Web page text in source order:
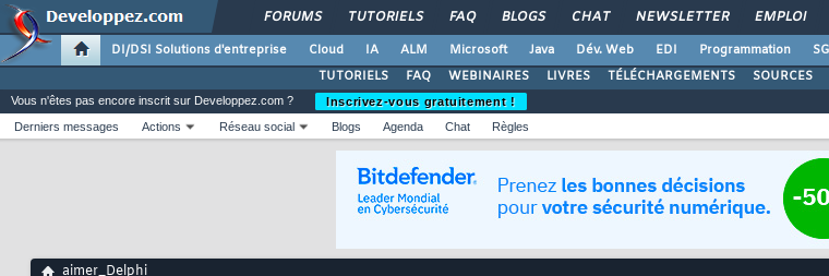
FORUMS TUTORIELS FAQ BLOGS CHAT NEWSLETTER EMPLOI
DI/DSI Solutions d'entreprise Cloud IA ALM Microsoft Java Dév. Web EDI Programmation
TUTORIELS
FAQ WEBINAIRES LIVRES TÉLÉCHARGEMENTS SOURCES
Vous n'êtes pas encore inscrit sur Developpez.com ?
Inscrivez-vous gratuitement !
Derniers messages
Actions Réseau social Blogs Agenda Chat Règles
aimer_Delphi